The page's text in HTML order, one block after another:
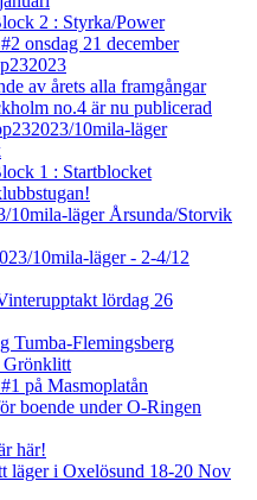
2 : Styrka/Power
onsdag 21 december
av årets alla framgångar
no.4 är nu publicerad
10mila-läger
1 : Startblocket
10mila-läger Årsunda/Storvik
10mila-läger - 2-4/12
lördag 26
Tumba-Flemingsberg
Grönklitt
på Masmoplatån
boende under O-Ringen
här!
läger i Oxelösund 18-20 Nov